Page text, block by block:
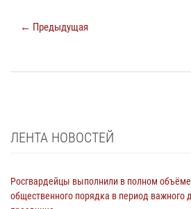
← Предыдущая
ЛЕНТА НОВОСТЕЙ
Росгвардейцы выполнили в полном
общественного порядка в период важного